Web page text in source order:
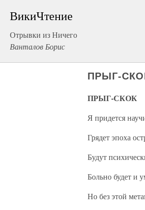
ВикиЧтение
Отрывки из Ничего
Ванталов Борис
ПРЫГ-
ПРЫГ-СКОК
Я придется
Грядет эпоха
Будут
Больно будет и
Но без этой